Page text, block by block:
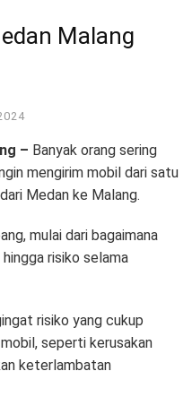
Malang
– Banyak orang sering
mengirim mobil dari satu
Medan ke Malang.
mulai dari bagaimana
risiko selama
risiko yang cukup
seperti kerusakan
keterlambatan